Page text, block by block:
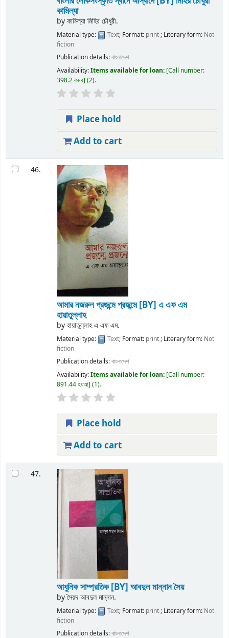
কামিল্যা
byকামিল্যা মিহির চৌধুরী.
Material type: Text; Format: print; Literary form: Not
fiction
Publication details:বাংলাদেশ
Availability:Items available for loan: Call number:
398.2 কমব (2).
Place hold
Add to cart
46.
আমার নজরুল প্রজন্মে প্রজন্মে[BY] এ এফ এম
হায়াতুল্লাহ
byহায়াতুল্লাহ এ এফ এম.
Material type: Text; Format: print; Literary form: Not
fiction
Publication details:বাংলাদেশ
Availability:Items available for loan: Call number:
891.44 হয়আ (1).
Place hold
Add to cart
47.
আধুনিক সাম্প্রতিক[BY] আবদুল মান্নান সৈয়
byসৈয়দ আবদুল মান্নান.
Material type: Text; Format: print; Literary form: Not
fiction
Publication details:বাংলাদেশ